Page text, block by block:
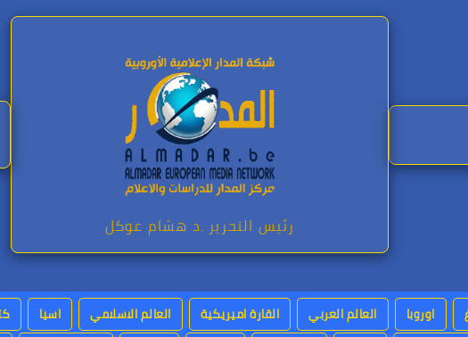
رئيس التحرير .د هشام عوكل
اوروبا العالم العربي القارة اميريكية العالم الاسلامي اسيا